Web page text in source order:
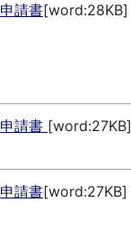
申請書[word:28KB]
申請書 [word:27KB]
申請書[word:27KB]